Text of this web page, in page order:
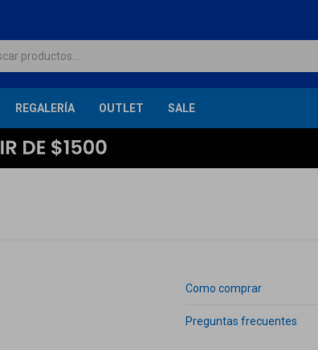
REGALERÍA OUTLET SALE
Como comprar
Preguntas frecuentes